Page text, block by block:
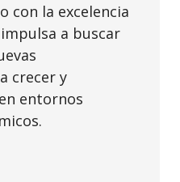
con la excelencia
a buscar
crecer y
entornos